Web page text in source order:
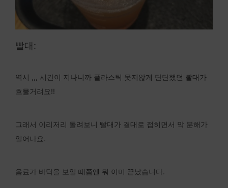
빨대:
역시 ,,, 시간이 지나니까 플라스틱 못지않게 단단했던 빨대가
흐물거려요!!
그래서 이리저리 돌려보니 빨대가 결대로 접히면서 막 분해가
일어나요.
음료가 바닥을 보일 때쯤엔 뭐 이미 끝났습니다.